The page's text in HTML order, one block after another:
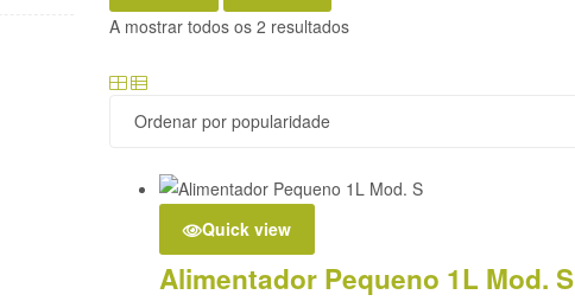
A mostrar todos os 2 resultados
Quick view
Alimentador Pequeno 1L Mod. S